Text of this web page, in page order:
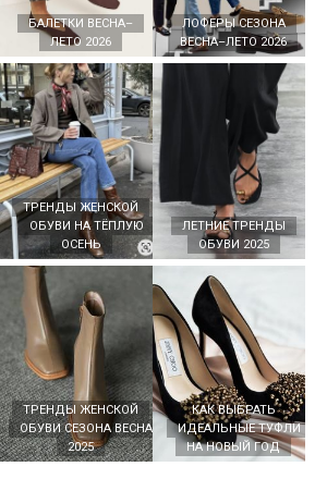
БАЛЕТКИ ВЕСНА–
ЛЕТО 2026
ЛОФЕРЫ СЕЗОНА
ВЕСНА–ЛЕТО 2026
ТРЕНДЫ ЖЕНСКОЙ
ОБУВИ НА ТЁПЛУЮ
ОСЕНЬ
ЛЕТНИЕ ТРЕНДЫ
ОБУВИ 2025
ТРЕНДЫ ЖЕНСКОЙ
ОБУВИ СЕЗОНА ВЕСНА
2025
КАК ВЫБРАТЬ
ИДЕАЛЬНЫЕ ТУФЛИ
НА НОВЫЙ ГОД